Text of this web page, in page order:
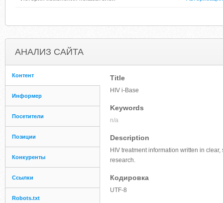
АНАЛИЗ САЙТА
Контент
Информер
Посетители
Позиции
Конкуренты
Ссылки
Robots.txt
Title
HIV i-Base
Keywords
n/a
Description
HIV treatment information written in
research.
Кодировка
UTF-8